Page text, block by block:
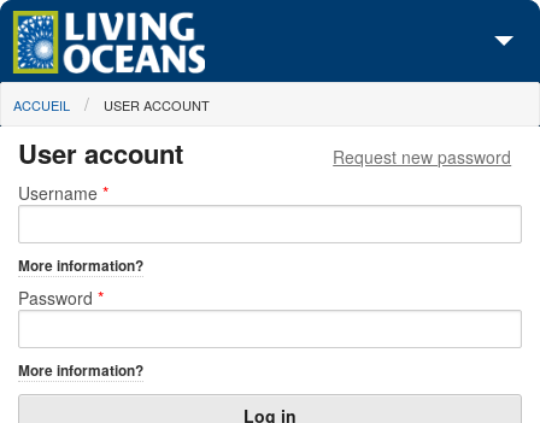
Skip to main content
À propos de nous
Nos campagnes
Les Cartes
You are here
ACCUEIL USER ACCOUNT
User account
Primary tabs
Request new password
Username *
More information?
Password *
More information?